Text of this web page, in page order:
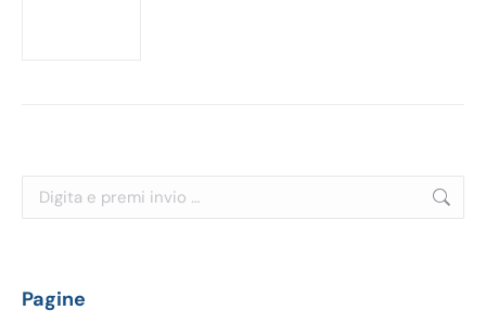
Cerca:
Pagine